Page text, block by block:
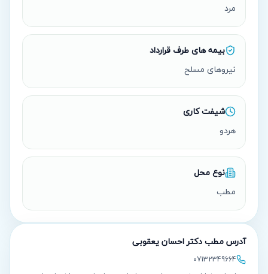
مرد
بیمه های طرف قرارداد
نیروهای مسلح
شیفت کاری
هردو
نوع محل
مطب
آدرس مطبدکتر احسان یعقوبی
07132349664